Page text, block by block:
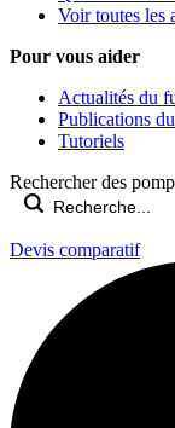
Voir toutes les
Pour vous aider
Actualités du
Publications
Tutoriels
Rechercher des
Devis comparatif